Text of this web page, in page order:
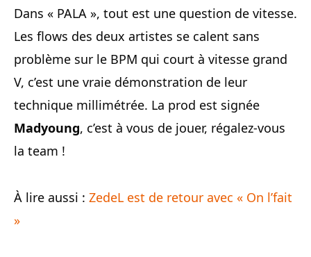
Dans « PALA », tout est une question de vitesse.
Les flows des deux artistes se calent sans
problème sur le BPM qui court à vitesse grand
V, c’est une vraie démonstration de leur
technique millimétrée. La prod est signée
Madyoung, c’est à vous de jouer, régalez-vous
la team !
À lire aussi : ZedeL est de retour avec « On l’fait
»